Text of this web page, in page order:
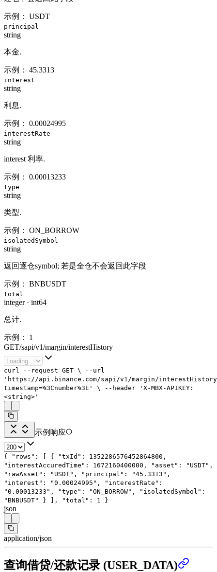
示例： USDT
principal
string
本金.
示例： 45.3313
interest
string
利息.
示例： 0.00024995
interestRate
string
interest 利率.
示例： 0.00013233
type
string
类型.
示例： ON_BORROW
isolatedSymbol
string
返回逐仓symbol; 若是全仓不会返回此字段
示例： BNBUSDT
total
integer· int64
总计.
示例：
1
GET/sapi/v1/margin/interestHistory
curl --request GET \
--url
'https://api.binance.com/sapi/v1/margin/
timestamp=%3Cnumber%3E'
\ --header 'X-MBX-APIKEY:
<string>'
示例响应
{ "rows" : [ { "txId" : 1352286576452864800 ,
"interestAccuredTime" : 1672160400000 , "asset" : "USDT" ,
"rawAsset" : "USDT" , "principal" : "45.3313" ,
"interest" : "0.00024995" , "interestRate" :
"0.00013233" , "type" : "ON_BORROW" , "isolatedSymbol" :
"BNBUSDT"
} ], "total" : 1 }
json
application/json
查询借贷/还款记录 (USER_DATA)